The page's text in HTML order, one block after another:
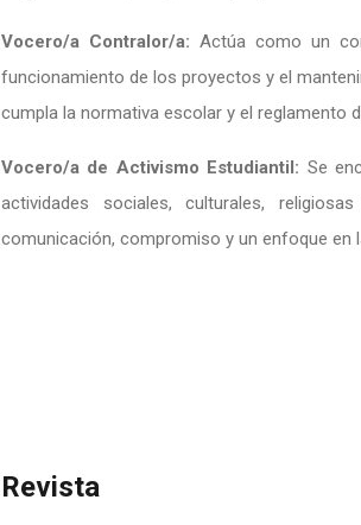
Vocero/a Contralor/a: Actúa como un
funcionamiento de los proyectos y el
cumpla la normativa escolar y el reglamento
Vocero/a de Activismo Estudiantil: Se
actividades sociales, culturales,
comunicación, compromiso y un enfoque en
Revista